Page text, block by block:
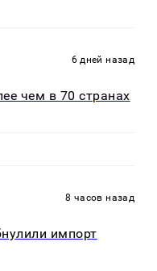
6 дней назад
чем в 70 странах
8 часов назад
импорт